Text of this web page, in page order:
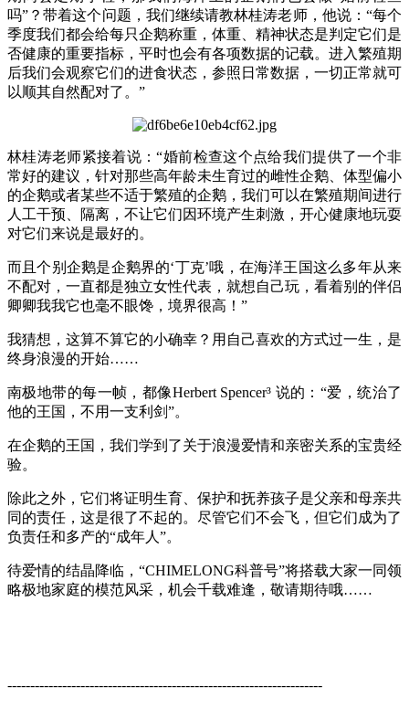
吗”？带着这个问题，我们继续请教林桂涛老师， 他说： “每个
季度我们都会给每只企鹅称重，体重、 精神状态是判定它们是
否健康的重要指标 ， 平时也会有各项数据的记载。 进入繁殖期
后我们会观察它们的进食状态 ， 参照 日常数据 ，一切正常就可
以顺其自然配对了。 ”
林桂涛老师紧接着说：“婚前检查这个点给我们提供了一个非
常好的建议，针对那些高年龄未生育过的雌性企鹅 、体型偏小
的企鹅或者某些不适于繁殖的企鹅， 我们可以在繁殖期间进行
人工干预
隔离， 不让它们因环境产生刺激 ， 开心健康地玩耍
对它们来说是最好的。
而且个别 企鹅是企鹅界的‘丁克’哦 ， 在海洋王国这么多年从来
不配对，一直都是独立女性代表 ， 就想自己玩 ， 看着别的伴侣
卿卿我我它也毫不眼馋 ， 境界很高 ！”
我猜想，这算不算它的小确幸？用自己喜欢的方式过一生 ，是
终身浪漫的开始……
南极地带的每一帧，都像Herbert Spencer³ 说的 ： “爱，统治了
他的王国，不用一支利剑”。
在企鹅的王国 ， 我们学到了关于浪漫爱情和亲密关系的宝贵经
验。
除此之外 ， 它们将证明生育、保护和抚养孩子是父亲和母亲共
同的责任，这是很了不起的。尽管它们不会飞，但它们成为了
负责任和多产的“成年人”。
待爱情的结晶降临，“CHIMELONG科普号”将搭载大家一同领
略极地家庭的模范风采 ，机会千载难逢 ，敬请期待哦……
---------------------------------------------------------------------